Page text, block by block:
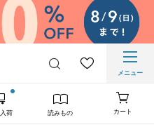
メニュー
荷 読みもの カート